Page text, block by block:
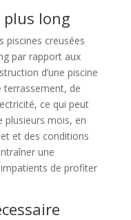
plus long
piscines creusées
par rapport aux
d’une piscine
terrassement, de
ce qui peut
plusieurs mois, en
et des conditions
une
de profiter